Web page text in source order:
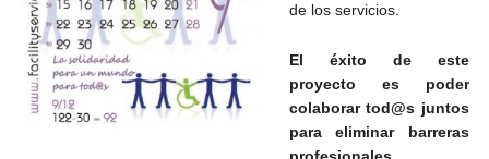
de los servicios.
El éxito de este
proyecto es poder
colaborar tod@s juntos
para eliminar barreras